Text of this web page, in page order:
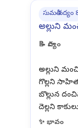
సుమతీ పద్యం
అల్లుని
📝 పాద్యం
అల్లుని
గొల్లని
బొల్లున
✨ భావం